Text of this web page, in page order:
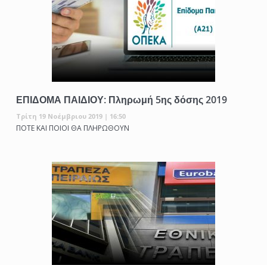
ΕΠΙΔΟΜΑ ΠΑΙΔΙΟΥ: Πληρωμή 5ης δόσης 2019
Τρίτη 19 Νοέμβριου 2019 | 16:50
ΠΟΤΕ ΚΑΙ ΠΟΙΟΙ ΘΑ ΠΛΗΡΩΘΟΥΝ